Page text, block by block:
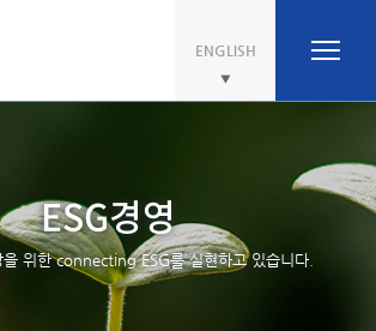
ENGLISH
ESG경영
을 위한 connecting ESG를 실현하고 있습니다.